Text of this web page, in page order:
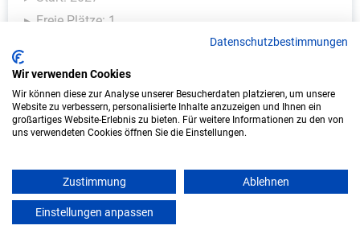
Freie Plätze: 1
Weitere Ausbildungsplätze
IT/Computer - Ausbildungsplätze
Datenschutzbestimmungen
Wir verwenden Cookies
Wir können diese zur Analyse unserer Besucherdaten platzieren, um unsere
Website zu verbessern, personalisierte Inhalte anzuzeigen und Ihnen ein
großartiges Website-Erlebnis zu bieten. Für weitere Informationen zu den von
uns verwendeten Cookies öffnen Sie die Einstellungen.
Zustimmung Ablehnen
Einstellungen anpassen